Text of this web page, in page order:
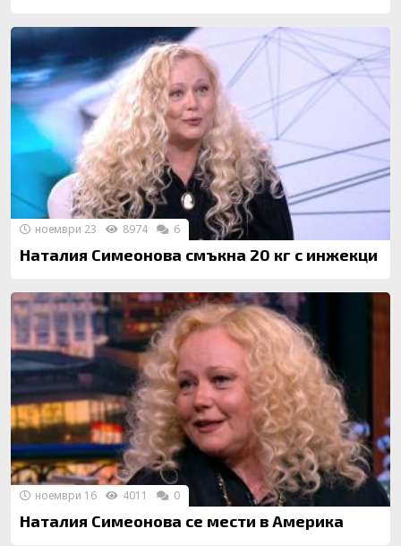
Наталия Симеонова смъкна 20 кг с инжекци
ноември 23 8974 6
Наталия Симеонова се мести в Америка
ноември 16 4011 0